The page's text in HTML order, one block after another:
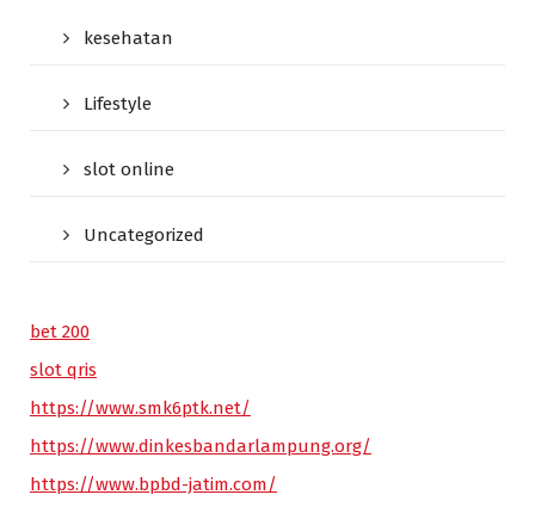
kesehatan
Lifestyle
slot online
Uncategorized
bet 200
slot qris
https://www.smk6ptk.net/
https://www.dinkesbandarlampung.org/
https://www.bpbd-jatim.com/